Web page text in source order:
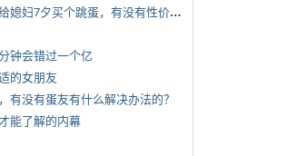
*
想请教有经验的蛋友，想给媳妇7夕买个跳蛋，有没有性价比高的推荐
钟会错过一个亿
的女朋友
有没有蛋友有什么解决办法的？
能了解的内幕